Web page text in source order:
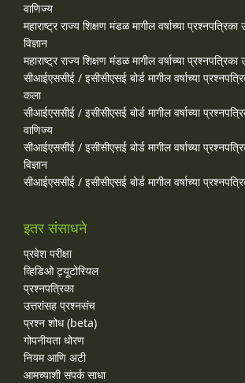
वाणिज्य
महाराष्ट्र राज्य शिक्षण मंडळ मागील वर्षाच्या प्रश्‍नपत्रिका
विज्ञान
महाराष्ट्र राज्य शिक्षण मंडळ मागील वर्षाच्या प्रश्‍नपत्रिका
सीआईएससीई / इसीसीएसई बोर्ड मागील वर्षाच्या
कला
सीआईएससीई / इसीसीएसई बोर्ड मागील वर्षाच्या
वाणिज्य
सीआईएससीई / इसीसीएसई बोर्ड मागील वर्षाच्या
विज्ञान
सीआईएससीई / इसीसीएसई बोर्ड मागील वर्षाच्या
इतर संसाधने
प्रवेश परीक्षा
व्हिडिओ ट्यूटोरियल
प्रश्नपत्रिका
उत्तरांसह प्रश्नसंच
प्रश्न शोध (beta)
गोपनीयता धोरण
नियम आणि अटी
आमच्याशी संपर्क साधा